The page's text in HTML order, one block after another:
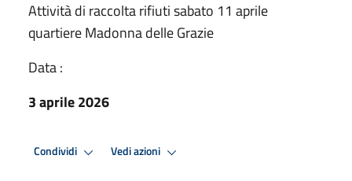
Attività di raccolta rifiuti sabato 11 aprile
quartiere Madonna delle Grazie
Data :
3 aprile 2026
Condividi Vedi azioni